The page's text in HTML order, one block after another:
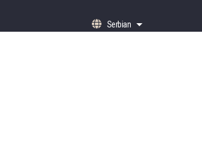
Serbian
List additional